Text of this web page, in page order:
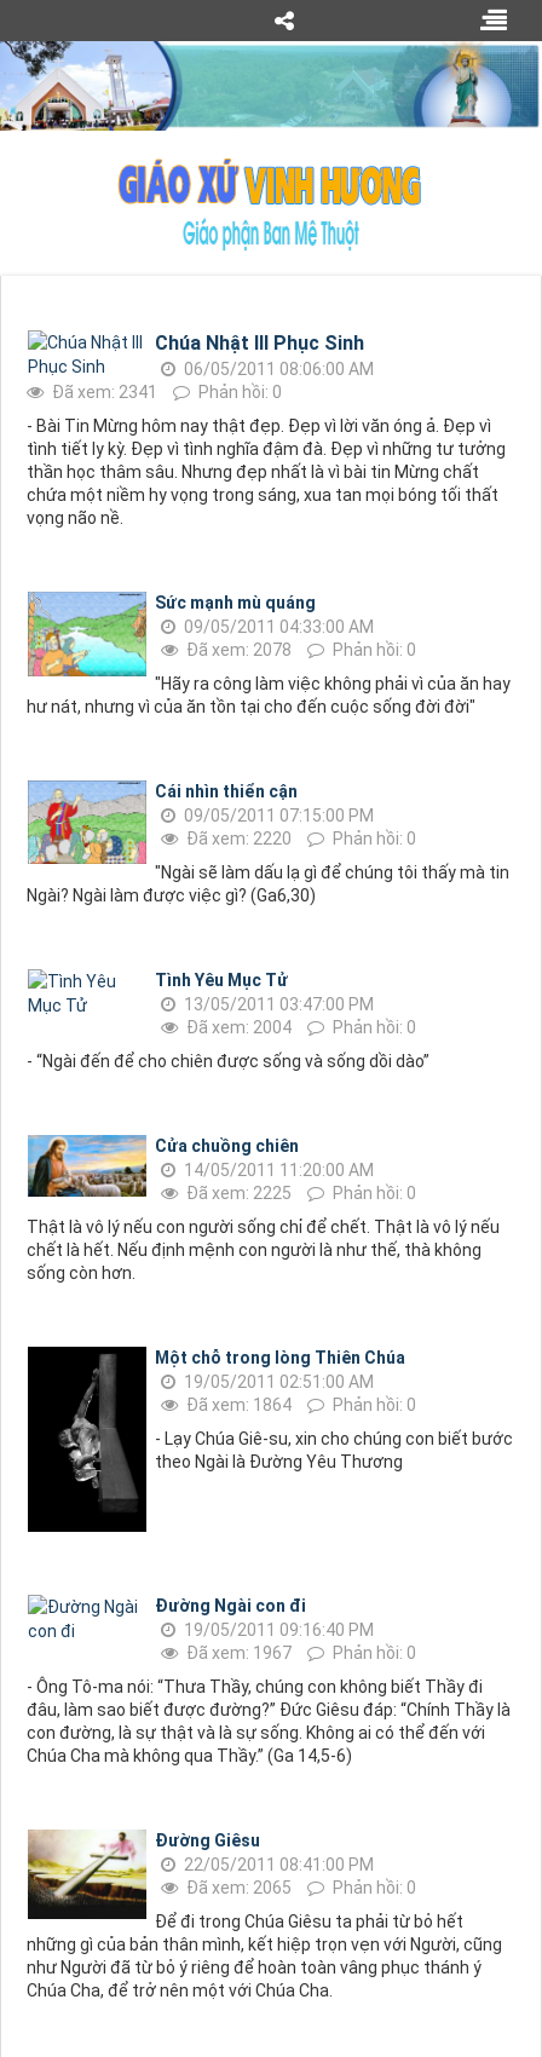
Chúa Nhật III Phục Sinh
06/05/2011 08:06:00 AM
Đã xem: 2341
Phản hồi: 0
- Bài Tin Mừng hôm nay thật đẹp. Đẹp vì lời văn óng ả. Đẹp vì
tình tiết ly kỳ. Đẹp vì tình nghĩa đậm đà. Đẹp vì những tư tưởng
thần học thâm sâu. Nhưng đẹp nhất là vì bài tin Mừng chất
chứa một niềm hy vọng trong sáng, xua tan mọi bóng tối thất
vọng não nề.
Sức mạnh mù quáng
09/05/2011 04:33:00 AM
Đã xem: 2078
Phản hồi: 0
"Hãy ra công làm việc không phải vì của ăn hay
hư nát, nhưng vì của ăn tồn tại cho đến cuộc sống đời đời"
Cái nhìn thiển cận
09/05/2011 07:15:00 PM
Đã xem: 2220
Phản hồi: 0
"Ngài sẽ làm dấu lạ gì để chúng tôi thấy mà tin
Ngài? Ngài làm được việc gì? (Ga6,30)
Tình Yêu Mục Tử
13/05/2011 03:47:00 PM
Đã xem: 2004
Phản hồi: 0
- “Ngài đến để cho chiên được sống và sống dồi dào”
Cửa chuồng chiên
14/05/2011 11:20:00 AM
Đã xem: 2225
Phản hồi: 0
Thật là vô lý nếu con người sống chỉ để chết. Thật là vô lý nếu
chết là hết. Nếu định mệnh con người là như thế, thà không
sống còn hơn.
Một chỗ trong lòng Thiên Chúa
19/05/2011 02:51:00 AM
Đã xem: 1864
Phản hồi: 0
- Lạy Chúa Giê-su, xin cho chúng con biết bước
theo Ngài là Đường Yêu Thương
Đường Ngài con đi
19/05/2011 09:16:40 PM
Đã xem: 1967
Phản hồi: 0
- Ông Tô-ma nói: “Thưa Thầy, chúng con không biết Thầy đi
đâu, làm sao biết được đường?” Đức Giêsu đáp: “Chính Thầy là
con đường, là sự thật và là sự sống. Không ai có thể đến với
Chúa Cha mà không qua Thầy.” (Ga 14,5-6)
Đường Giêsu
22/05/2011 08:41:00 PM
Đã xem: 2065
Phản hồi: 0
Để đi trong Chúa Giêsu ta phải từ bỏ hết
những gì của bản thân mình, kết hiệp trọn vẹn với Người, cũng
như Người đã từ bỏ ý riêng để hoàn toàn vâng phục thánh ý
Chúa Cha, để trở nên một với Chúa Cha.